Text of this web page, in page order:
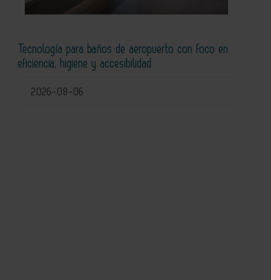
Tecnología para baños de aeropuerto con foco en
eficiencia, higiene y accesibilidad
2026-08-06